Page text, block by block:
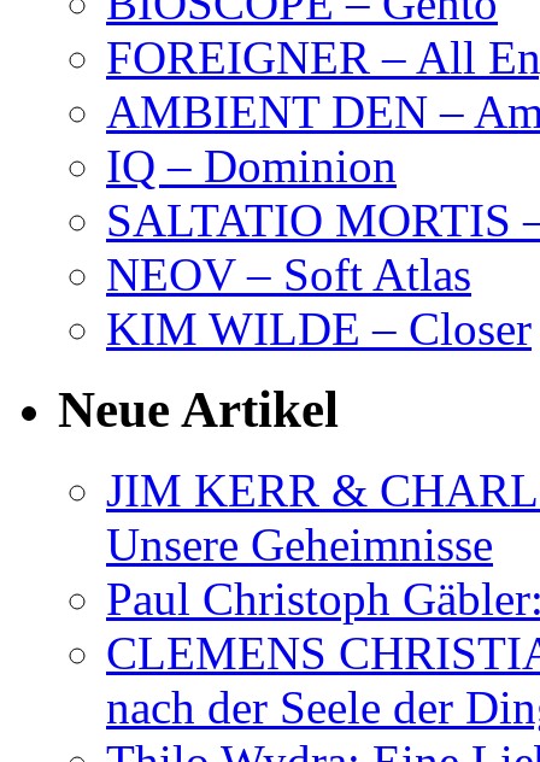
FOREIGNER – All
AMBIENT DEN –
IQ – Dominion
SALTATIO MORTIS
NEOV – Soft Atlas
KIM WILDE – Closer
Neue Artikel
JIM KERR &
Unsere Geheimnisse
Paul Christoph
CLEMENS
nach der Seele der